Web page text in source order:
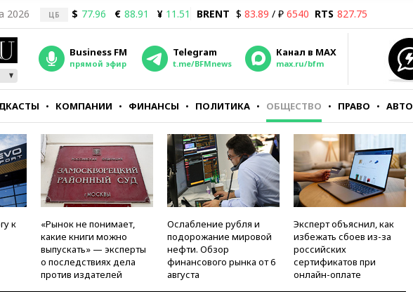
2026 ЦБ $ 77.96 € 88.91 ¥ 11.51 BRENT $ 83.89 / ₽ 6540 RTS 827.75
Business FM
прямой эфир
Telegram
t.me/BFMnews
Канал в MAX
max.ru/bfm
КОМПАНИИ ФИНАНСЫ ПОЛИТИКА ОБЩЕСТВО ПРАВО АВТО
к
«Рынок не понимает,
какие книги можно
выпускать» — эксперты
о последствиях дела
против издателей
Ослабление рубля и
подорожание мировой
нефти. Обзор
финансового рынка от 6
августа
Эксперт объяснил, как
избежать сбоев из-за
российских
сертификатов при
онлайн-оплате